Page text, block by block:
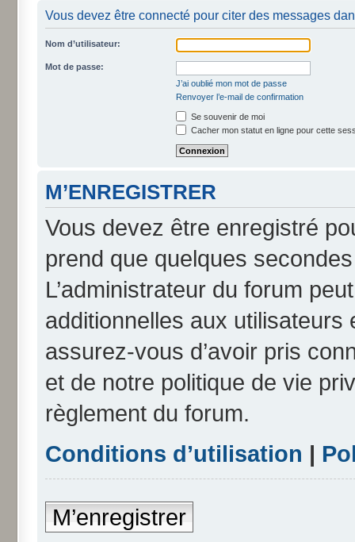
Vous devez être connecté pour citer des messages
Nom d’utilisateur:
Mot de passe:
J’ai oublié mon mot de passe
Renvoyer l’e-mail de confirmation
Se souvenir de moi
Cacher mon statut en ligne pour cette
M’ENREGISTRER
Vous devez être enregistré
prend que quelques
L’administrateur du forum
additionnelles aux
assurez-vous d’avoir pris
et de notre politique de vie
règlement du forum.
Conditions d’utilisation |
M’enregistrer